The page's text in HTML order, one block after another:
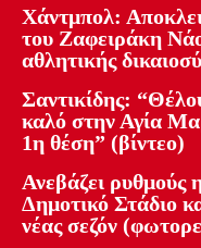
Χάντμπολ:
του Ζαφειράκη
αθλητικής
Σαντικίδης:
καλό στην Αγία
1η θέση” (βίντεο)
Ανεβάζει ρυθμούς
Δημοτικό Στάδιο
νέας σεζόν